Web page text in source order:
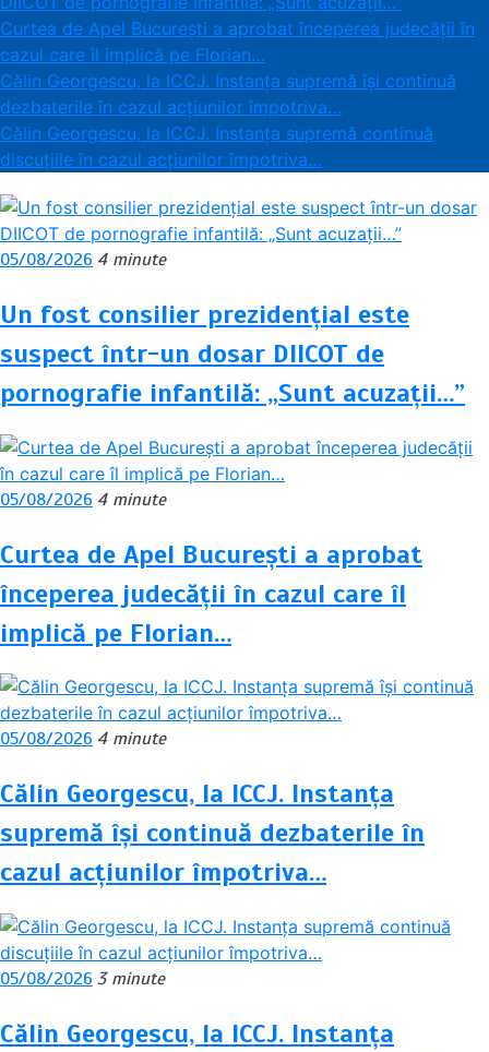
Curtea de Apel București a aprobat începerea judecății în
cazul care îl implică pe Florian…
Călin Georgescu, la ICCJ. Instanța supremă își continuă
dezbaterile în cazul acțiunilor împotriva…
Călin Georgescu, la ICCJ. Instanța supremă continuă
discuțiile în cazul acțiunilor împotriva…
05/08/2026 4 minute
Un fost consilier prezidențial este
suspect într-un dosar DIICOT de
pornografie infantilă: „Sunt acuzații…”
05/08/2026 4 minute
Curtea de Apel București a aprobat
începerea judecății în cazul care îl
implică pe Florian…
05/08/2026 4 minute
Călin Georgescu, la ICCJ. Instanța
supremă își continuă dezbaterile în
cazul acțiunilor împotriva…
05/08/2026 3 minute
Călin Georgescu, la ICCJ. Instanța